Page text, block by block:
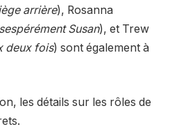
arrière), Rosanna
Susan), et Trew
deux fois) sont également à
les détails sur les rôles de